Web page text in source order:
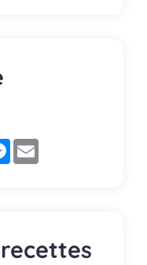
Messenger